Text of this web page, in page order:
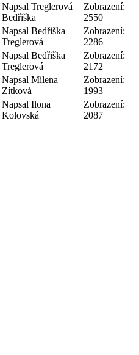
Napsal Treglerová
Bedřiška
Zobrazení:
2550
Napsal Bedřiška
Treglerová
Zobrazení:
2286
Napsal Bedřiška
Treglerová
Zobrazení:
2172
Napsal Milena
Zítková
Zobrazení:
1993
Napsal Ilona
Kolovská
Zobrazení:
2087